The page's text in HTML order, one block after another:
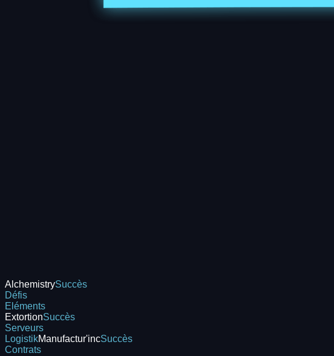
AlchemistrySuccès
Défis
Eléments
ExtortionSuccès
Serveurs
LogistikManufactur'incSuccès
Contrats